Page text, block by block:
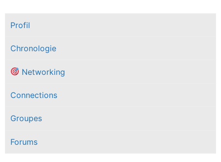
Profil
Chronologie
Networking
Connections
Groupes
Forums